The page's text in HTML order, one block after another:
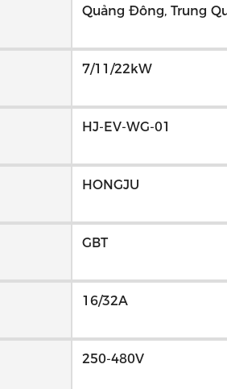
Quảng Đông, Trung
7/11/22kW
HJ-EV-WG-01
HONGJU
GBT
16/32A
250-480V